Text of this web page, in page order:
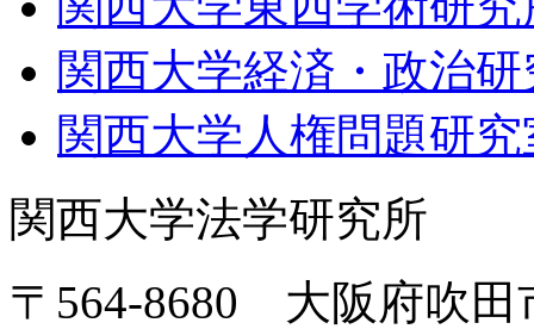
関西大学経済・政治
関西大学人権問題研究
関西大学法学研究所
〒564-8680 大阪府吹田